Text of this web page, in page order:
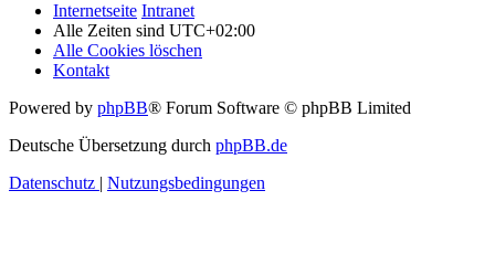
Internetseite Intranet
Alle Zeiten sind UTC+02:00
Alle Cookies löschen
Kontakt
Powered by phpBB® Forum Software © phpBB Limited
Deutsche Übersetzung durch phpBB.de
Datenschutz | Nutzungsbedingungen